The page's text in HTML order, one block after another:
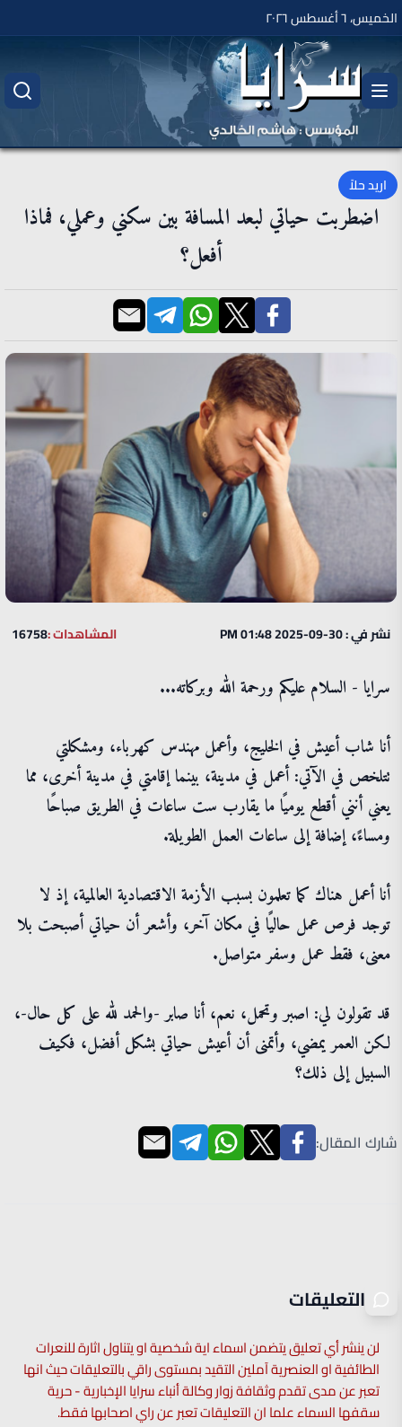
الخميس، ٦ أغسطس ٢٠٢٦
اريد حلاً
اضطربت حياتي لبعد المسافة بين سكني وعملي، فماذا
أفعل؟
نشر في : 30-09-2025 01:48 PM المشاهدات :16758
سرايا - السلام عليكم ورحمة الله وبركاته...
أنا شاب أعيش في الخليج، وأعمل مهندس كهرباء، ومشكلتي
تتلخص في الآتي: أعمل في مدينة، بينما إقامتي في مدينة أخرى، مما
يعني أنني أقطع يوميًا ما يقارب ست ساعات في الطريق صباحًا
ومساءً، إضافة إلى ساعات العمل الطويلة.
أنا أعمل هناك كما تعلمون بسبب الأزمة الاقتصادية العالمية، إذ لا
توجد فرص عمل حاليًا في مكان آخر، وأشعر أن حياتي أصبحت بلا
معنى، فقط عمل وسفر متواصل.
قد تقولون لي: اصبر وتحمل، نعم، أنا صابر -والحمد لله على كل حال-،
لكن العمر يمضي، وأتمنى أن أعيش حياتي بشكل أفضل، فكيف
السبيل إلى ذلك؟
شارك المقال:
التعليقات
لن ينشر أي تعليق يتضمن اسماء اية شخصية او يتناول اثارة للنعرات
الطائفية او العنصرية آملين التقيد بمستوى راقي بالتعليقات حيث انها
تعبر عن مدى تقدم وثقافة زوار وكالة أنباء سرايا الإخبارية - حرية
سقفها السماء علما ان التعليقات تعبر عن راي اصحابها فقط.